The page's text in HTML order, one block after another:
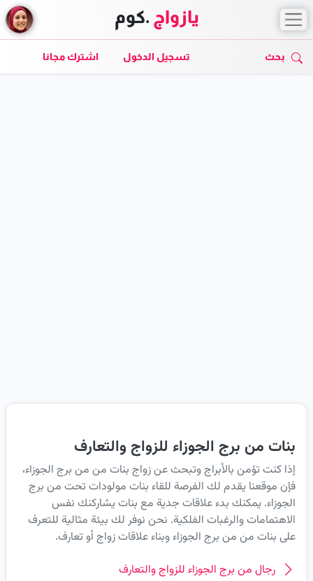
يازواج .كوم
بحث تسجيل الدخول اشترك مجانا
بنات من برج الجوزاء للزواج والتعارف
إذا كنت تؤمن بالأبراج وتبحث عن زواج بنات من من برج الجوزاء،
فإن موقعنا يقدم لك الفرصة للقاء بنات مولودات تحت من برج
الجوزاء. يمكنك بدء علاقات جدية مع بنات يشاركنك نفس
الاهتمامات والرغبات الفلكية. نحن نوفر لك بيئة مثالية للتعرف
على بنات من من برج الجوزاء وبناء علاقات زواج أو تعارف.
رجال من برج الجوزاء للزواج والتعارف